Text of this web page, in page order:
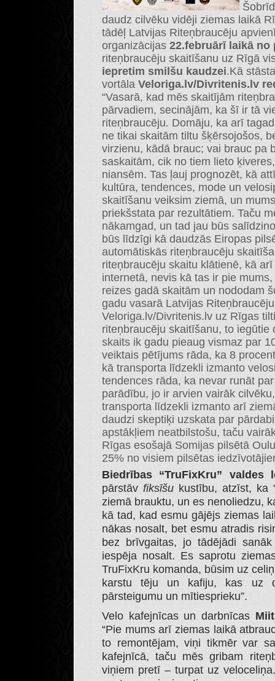
daudz cilvēku vidēji ziemas laikā
tādēļ Latvijas Riteņbraucēju
organizācijas 22.februārī laikā no
riteņbraucēju skaitīšanu uz Rīgā
iepretim smilšu kaudzei.Kā
vortāla Veloriga.lv/Divritenis.lv
“Vasarā, kad mēs skaitījām
pārvadiem, secinājām, ka šī ir tā
riteņbraucēju. Domāju, ka arī
ne tikai skaitām tiltu šķērsojošos,
virzienu, kādā brauc; vai brauc pa
saskaitām, cik no tiem lieto
niansēm. Tas ļauj prognozēt, kā
kultūra, tendences, mode un
skaitīšanu veiksim ziemā, un
priekšstata par rezultātiem. Taču
nākamgad, un tad jau būs
būs līdzīgi kā daudzās Eiropas
automātiskās riteņbraucēju
riteņbraucēju skaitu klātienē, kā
internetā, nevis kā tas ir pie
reizes gadā skaitām un nododam
gadu vasarā Latvijas
Veloriga.lv/Divritenis.lv uz Rīgas
riteņbraucēju skaitīšanu, to iegūtie
skaits ik gadu pieaug vismaz par
veiktais pētījums rāda, ka 8
kā transporta līdzekli izmanto
tendences rāda, ka nevar runāt
parādību, jo ir arvien vairāk
transporta līdzekli izmanto arī
daudzi skeptiķi uzskata par
apstākļiem neatbilstošu, taču
Rīgas esošajā Somijas pilsētā
25% no visiem pilsētas
Biedrības “TruFixKru” valdes
pārstāv fiksīšu kustību, atzīst, ka
ziemā brauktu, un es nenoliedzu,
kā tad, kad esmu gājējs ziemas
nākas nosalt, bet esmu atradis
bez brīvgaitas, jo tādējādi
iespēja nosalt. Es saprotu
TruFixKru komanda, būsim uz
karstu tēju un kafiju, kas uz
pārsteigumu un mītiesprieku”.
Velo kafejnīcas un darbnīcas
“Pie mums arī ziemas laikā
to remontējam, viņi tikmēr var
kafejnīcā, taču mēs gribam
viņiem pretī – turpat uz